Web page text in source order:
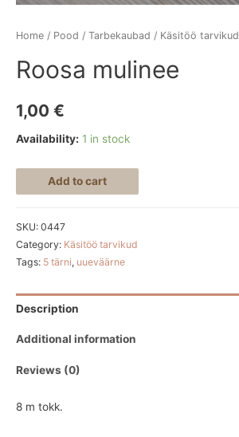
Home / Pood / Tarbekaubad / Käsitöö tarvikud
Roosa mulinee
1,00 €
Availability: 1 in stock
Add to cart
SKU: 0447
Category: Käsitöö tarvikud
Tags: 5 tärni, uueväärne
Description
Additional information
Reviews (0)
8 m tokk.